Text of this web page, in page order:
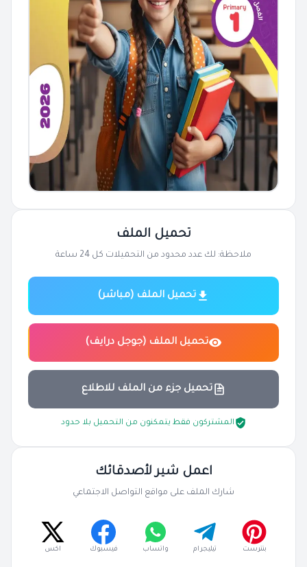
تحميل الملف
ملاحظة: لك عدد محدود من التحميلات كل 24 ساعة
تحميل الملف (مباشر)
تحميل الملف (جوجل درايف)
تحميل جزء من الملف للاطلاع
المشتركون فقط يتمكنون من التحميل بلا حدود
اعمل شير لأصدقائك
شارك الملف على مواقع التواصل الاجتماعي
بنترست تيليجرام واتساب فيسبوك اكس